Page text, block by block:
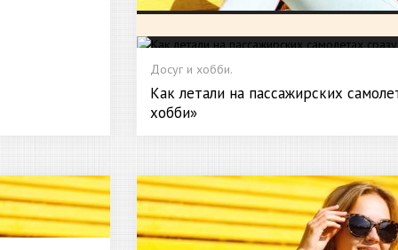
Досуг и хобби.
Как летали на пассажирских
хобби»